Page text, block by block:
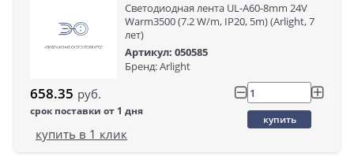
Светодиодная лента UL-A60-8mm 24V
Warm3500 (7.2 W/m, IP20, 5m) (Arlight, 7
лет)
Артикул: 050585
Бренд: Arlight
658.35 руб.
срок поставки от 1 дня
купить
купить в 1 клик